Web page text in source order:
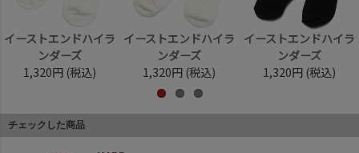
イーストエンドハイラ
ンダーズ
1,320円 (税込)
イーストエンドハイラ
ンダーズ
1,320円 (税込)
イーストエンドハイラ
ンダーズ
1,320円 (税込)
チェックした商品